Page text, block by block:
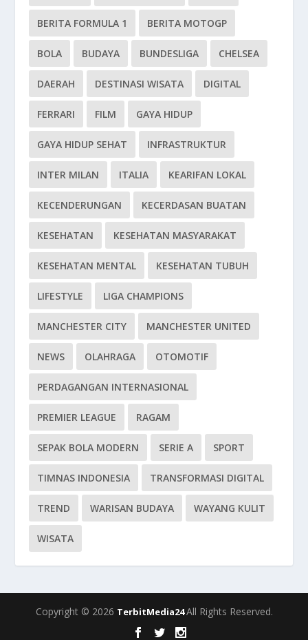
BERITA FORMULA 1 BERITA MOTOGP
BOLA BUDAYA BUNDESLIGA CHELSEA
DAERAH DESTINASI WISATA DIGITAL
FERRARI FILM GAYA HIDUP
GAYA HIDUP SEHAT INFRASTRUKTUR
INTER MILAN ITALIA KEARIFAN LOKAL
KECENDERUNGAN KECERDASAN BUATAN
KESEHATAN KESEHATAN MASYARAKAT
KESEHATAN MENTAL KESEHATAN TUBUH
LIFESTYLE LIGA CHAMPIONS
MANCHESTER CITY MANCHESTER UNITED
NEWS OLAHRAGA OTOMOTIF
PERDAGANGAN INTERNASIONAL
PREMIER LEAGUE RAGAM
SEPAK BOLA MODERN SERIE A SPORT
TIMNAS INDONESIA TRANSFORMASI DIGITAL
TREND WARISAN BUDAYA WAYANG KULIT
WISATA
Copyright © 2026 TerbitMedia24All Rights Reserved.